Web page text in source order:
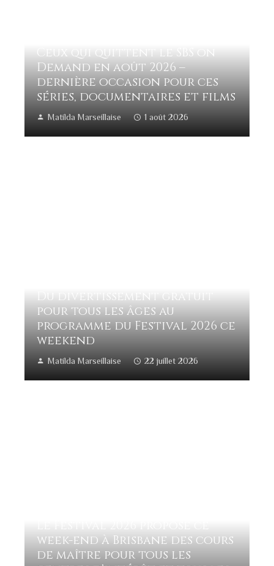
Ceux qui quittent le SBS on
Demand en août 2026 –
dernière occasion pour ces
séries, documentaires et films
Matilda Marseillaise 1 août 2026
Du divertissement gratuit
pour tous les âges au
programme du Festival 2026 ce
weekend
Matilda Marseillaise 22 juillet 2026
week-end à Brisbane des cours
de maître pour tous les